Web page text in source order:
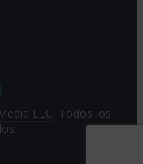
LLC. Todos los